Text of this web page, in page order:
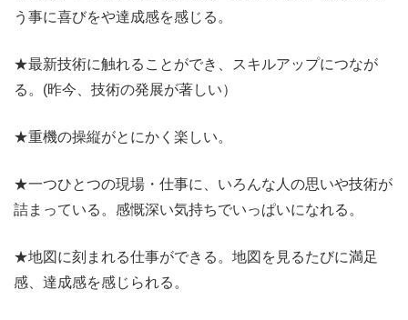
う事に喜びをや達成感を感じる。
★最新技術に触れることができ、スキルアップにつなが
る。(昨今、技術の発展が著しい）
★重機の操縦がとにかく楽しい。
★一つひとつの現場・仕事に、いろんな人の思いや技術が
詰まっている。感慨深い気持ちでいっぱいになれる。
★地図に刻まれる仕事ができる。地図を見るたびに満足
感、達成感を感じられる。